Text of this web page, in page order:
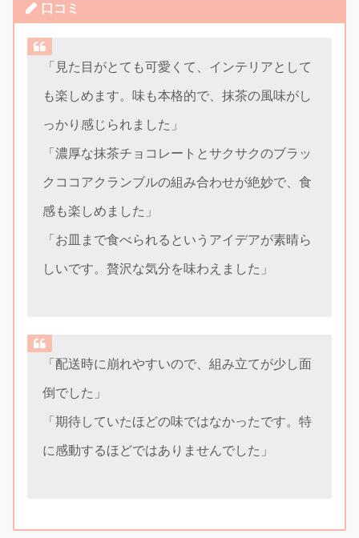
口コミ
「見た目がとても可愛くて、インテリアとして
も楽しめます。味も本格的で、抹茶の風味がし
っかり感じられました」
「濃厚な抹茶チョコレートとサクサクのブラッ
クココアクランブルの組み合わせが絶妙で、食
感も楽しめました」
「お皿まで食べられるというアイデアが素晴ら
しいです。贅沢な気分を味わえました」
「配送時に崩れやすいので、組み立てが少し面
倒でした」
「期待していたほどの味ではなかったです。特
に感動するほどではありませんでした」